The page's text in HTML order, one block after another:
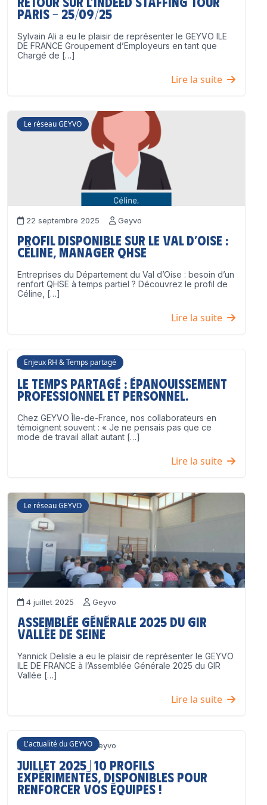
Paris – 25/09/25
Sylvain Ali a eu le plaisir de représenter le GEYVO ILE
DE FRANCE Groupement d’Employeurs en tant que
Chargé de […]
Lire la suite
Le réseau GEYVO
22 septembre 2025 Geyvo
Profil disponible sur le Val d’Oise :
Céline, Manager QHSE
Entreprises du Département du Val d’Oise : besoin d’un
renfort QHSE à temps partiel ? Découvrez le profil de
Céline, […]
Lire la suite
Enjeux RH & Temps partagé
17 juillet 2025 Geyvo
Le temps partagé : épanouissement
professionnel ET personnel.
Chez GEYVO Île-de-France, nos collaborateurs en
témoignent souvent : « Je ne pensais pas que ce
mode de travail allait autant […]
Lire la suite
Le réseau GEYVO
4 juillet 2025 Geyvo
Assemblée Générale 2025 du GIR
Vallée de Seine
Yannick Delisle a eu le plaisir de représenter le GEYVO
ILE DE FRANCE à l’Assemblée Générale 2025 du GIR
Vallée […]
Lire la suite
L'actualité du GEYVO
3 juillet 2025 Geyvo
Juillet 2025 | 10 profils
expérimentés, disponibles pour
renforcer vos équipes !